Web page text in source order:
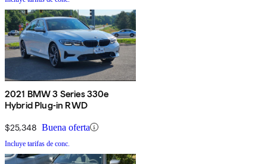
2021 BMW 3 Series 330e
Hybrid Plug-in RWD
$25,348 Buena oferta
Incluye tarifas de conc.